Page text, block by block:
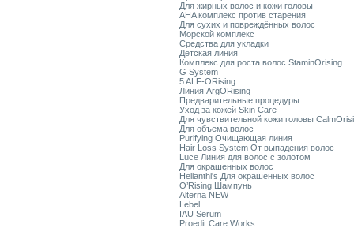
Для жирных волос и кожи головы
AHA комплекс против старения
Для сухих и повреждённых волос
Морской комплекс
Средства для укладки
Детская линия
Комплекс для роста волос StaminOrising
G System
5 ALF-ORising
Линия ArgORising
Предварительные процедуры
Уход за кожей Skin Care
Для чувствительной кожи головы
Для объема волос
Purifying Очищающая линия
Hair Loss System От выпадения волос
Luce Линия для волос с золотом
Для окрашенных волос
Helianthi's Для окрашенных волос
O’Rising Шампунь
Alterna NEW
Lebel
IAU Serum
Proedit Care Works